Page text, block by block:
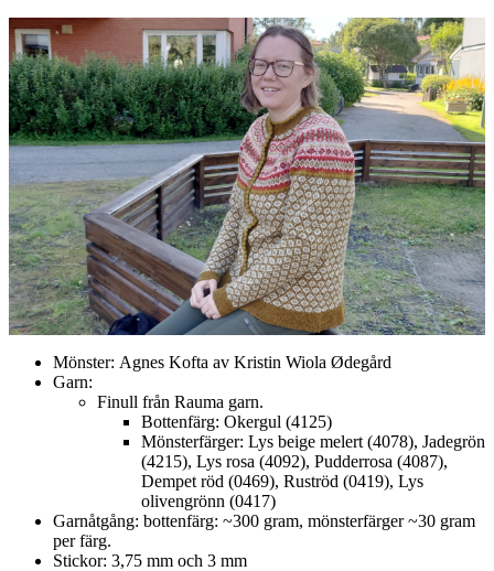
Mönster: Agnes Kofta av Kristin Wiola Ødegård
Garn:
Finull från Rauma garn.
Bottenfärg: Okergul (4125)
Mönsterfärger: Lys beige melert (4078), Jadegrön
(4215), Lys rosa (4092), Pudderrosa (4087),
Dempet röd (0469), Ruströd (0419), Lys
olivengrönn (0417)
Garnåtgång: bottenfärg: ~300 gram, mönsterfärger ~30 gram
per färg.
Stickor: 3,75 mm och 3 mm